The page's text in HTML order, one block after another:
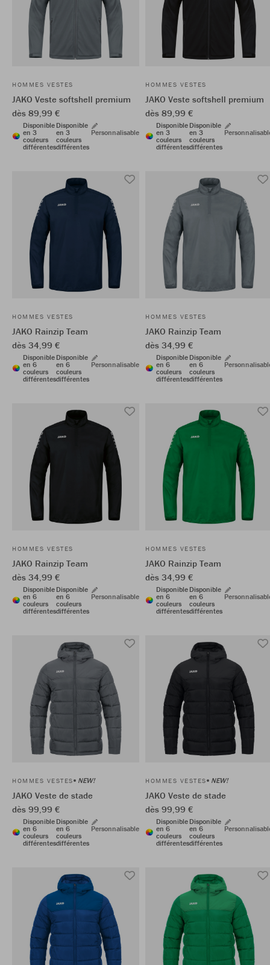
HOMMES VESTES
JAKO Veste softshell premium
dès 89,99 €
Disponible
en 3
couleurs
différentes
Disponible
en 3
couleurs
différentes
Personnalisable
HOMMES VESTES
JAKO Veste softshell premium
dès 89,99 €
Disponible
en 3
couleurs
différentes
Disponible
en 3
couleurs
différentes
HOMMES VESTES
JAKO Rainzip Team
dès 34,99 €
Disponible
en 6
couleurs
différentes
Disponible
en 6
couleurs
différentes
Personnalisable
HOMMES VESTES
JAKO Rainzip Team
dès 34,99 €
Disponible
en 6
couleurs
différentes
Disponible
en 6
couleurs
différentes
HOMMES VESTES
JAKO Rainzip Team
dès 34,99 €
Disponible
en 6
couleurs
différentes
Disponible
en 6
couleurs
différentes
Personnalisable
HOMMES VESTES
JAKO Rainzip Team
dès 34,99 €
Disponible
en 6
couleurs
différentes
Disponible
en 6
couleurs
différentes
HOMMES VESTES NEW!
JAKO Veste de stade
dès 99,99 €
Disponible
en 6
couleurs
différentes
Disponible
en 6
couleurs
différentes
Personnalisable
HOMMES VESTES NEW!
JAKO Veste de stade
dès 99,99 €
Disponible
en 6
couleurs
différentes
Disponible
en 6
couleurs
différentes